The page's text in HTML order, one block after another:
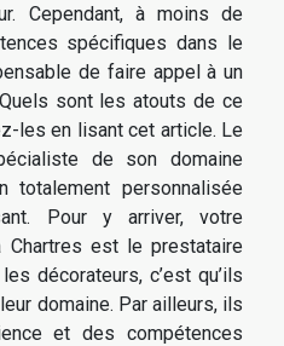
Cependant, à moins de
spécifiques dans le
de faire appel à un
Quels sont les atouts de ce
les en lisant cet article. Le
de son domaine
totalement personnalisée
Pour y arriver, votre
Chartres est le prestataire
décorateurs, c’est qu’ils
domaine. Par ailleurs, ils
et des compétences